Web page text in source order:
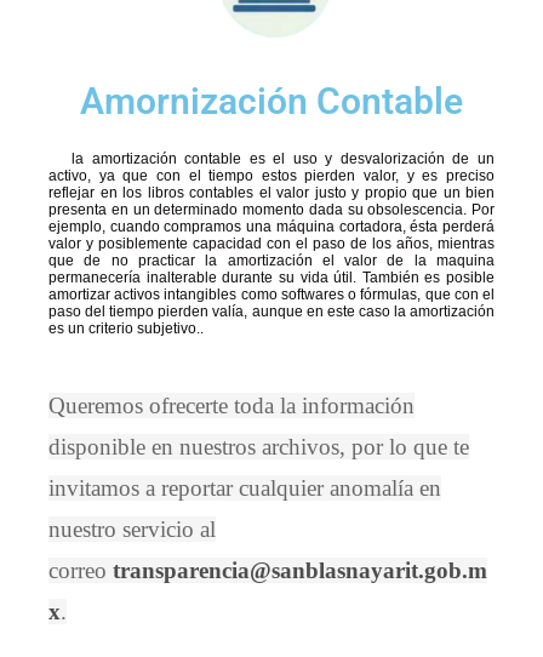
Amornización Contable
la amortización contable es el uso y desvalorización de un
activo, ya que con el tiempo estos pierden valor, y es preciso
reflejar en los libros contables el valor justo y propio que un bien
presenta en un determinado momento dada su obsolescencia. Por
ejemplo, cuando compramos una máquina cortadora, ésta perderá
valor y posiblemente capacidad con el paso de los años, mientras
que de no practicar la amortización el valor de la maquina
permanecería inalterable durante su vida útil. También es posible
amortizar activos intangibles como softwares o fórmulas, que con el
paso del tiempo pierden valía, aunque en este caso la amortización
es un criterio subjetivo..
Queremos ofrecerte toda la información
disponible en nuestros archivos, por lo que te
invitamos a reportar cualquier anomalía en
nuestro servicio al
correo transparencia@sanblasnayarit.gob.m
x.